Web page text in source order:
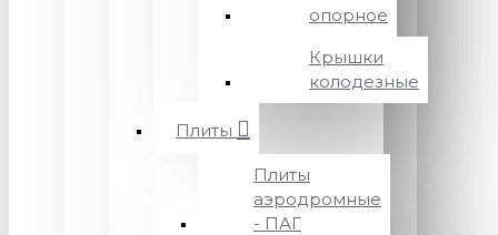
опорное
Крышки
колодезные
Плиты
Плиты
аэродромные
- ПАГ